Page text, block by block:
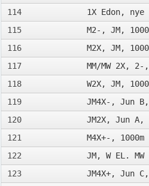
114
1X Edon,
115
M2-, JM,
116
M2X, JM,
117
MM/MW 2X, 2-
118
W2X, JM,
119
JM4X-, Jun B,
120
JM2X, Jun A,
121
M4X+-, 1000m
122
JM, W EL.
123
JM4X+, Jun C,